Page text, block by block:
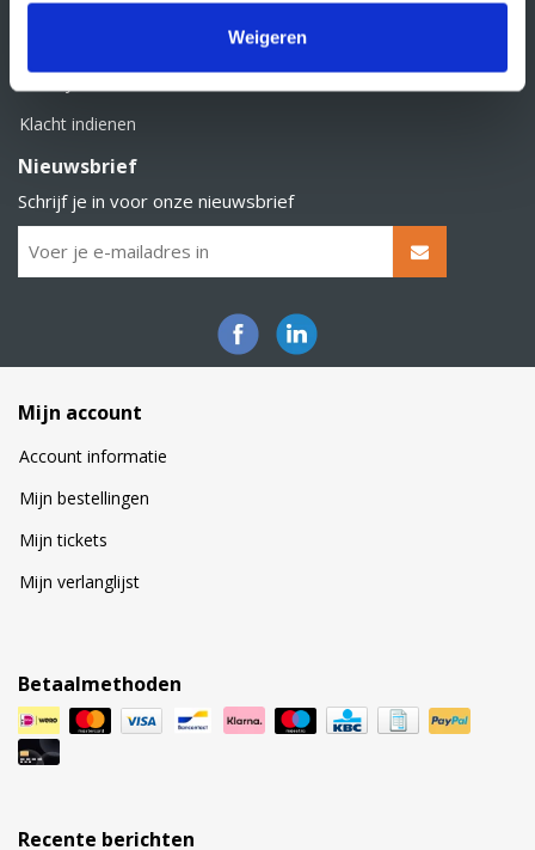
Weigeren
Klacht indienen
Nieuwsbrief
Schrijf je in voor onze nieuwsbrief
Mijn account
Account informatie
Mijn bestellingen
Mijn tickets
Mijn verlanglijst
Betaalmethoden
Recente berichten